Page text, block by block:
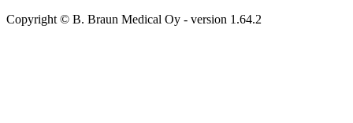
Copyright © B. Braun Medical Oy - version 1.64.2